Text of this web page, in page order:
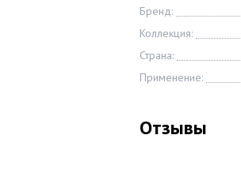
Бренд:
Коллекция:
Страна:
Применение:
Отзывы